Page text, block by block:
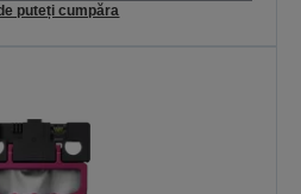
puteți cumpăra